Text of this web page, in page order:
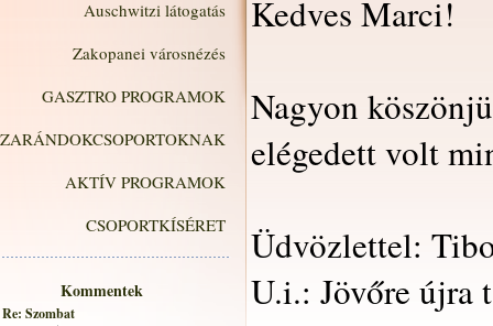
Auschwitzi látogatás
Zakopanei városnézés
GASZTRO PROGRAMOK
ZARÁNDOKCSOPORTOKNAK
AKTÍV PROGRAMOK
CSOPORTKÍSÉRET
Kommentek
Re: Szombat
Kedves Marci!
Nagyon
elégedett volt
Üdvözlettel:
U.i.: Jövőre újra